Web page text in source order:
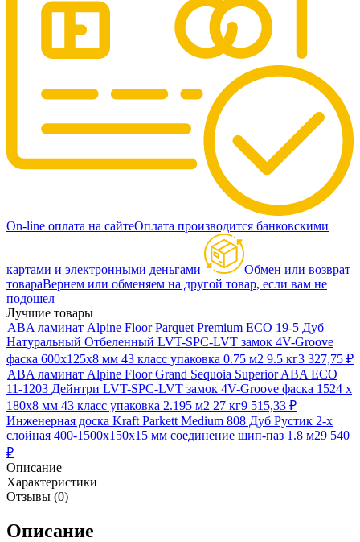
On-line оплата на сайтеОплата производится банковскими
картами и электронными деньгами
Обмен или возврат
товараВернем или обменяем на другой товар, если вам не
подошел
Лучшие товары
ABA ламинат Alpine Floor Parquet Premium ECO 19-5 Дуб
Натуральный Отбеленный LVT-SPC-LVT замок 4V-Groove
фаска 600х125х8 мм 43 класс упаковка 0.75 м2 9.5 кг3 327,75 ₽
ABA ламинат Alpine Floor Grand Sequoia Superior ABA ECO
11-1203 Дейнтри LVT-SPC-LVT замок 4V-Groove фаска 1524 х
180х8 мм 43 класс упаковка 2.195 м2 27 кг9 515,33 ₽
Инженерная доска Kraft Parkett Medium 808 Дуб Рустик 2-х
слойная 400-1500х150х15 мм соединение шип-паз 1.8 м29 540
₽
Описание
Характеристики
Отзывы (0)
Описание